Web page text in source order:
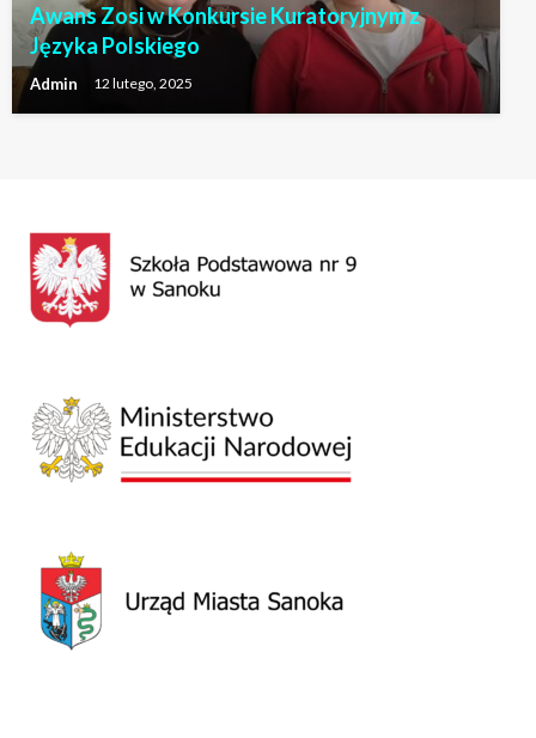
Awans Zosi w Konkursie Kuratoryjnym z
Języka Polskiego
Admin 12 lutego, 2025